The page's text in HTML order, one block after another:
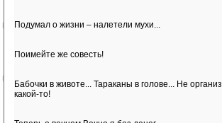
Подумал о жизни – налетели мухи...
Поимейте же совесть!
Бабочки в животе... Тараканы в голове... Не
какой-то!